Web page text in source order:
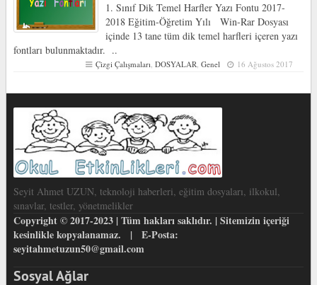
1. Sınıf Dik Temel Harfler Yazı Fontu 2017-
2018 Eğitim-Öğretim Yılı Win-Rar Dosyası
içinde 13 tane tüm dik temel harfleri içeren yazı
fontları bulunmaktadır. ..
Çizgi Çalışmaları,DOSYALAR,Genel 16 Ağustos 2017
Seyit Ahmet UZUN, teknoloji haberleri, eğitim dosyaları, ilkokul,
sınavlar, testler, yönetmelikler
Copyright © 2017-2023 | Tüm hakları saklıdır. | Sitemizin içeriği
kesinlikle kopyalanamaz. | E-Posta:
seyitahmetuzun50@gmail.com
Sosyal Ağlar